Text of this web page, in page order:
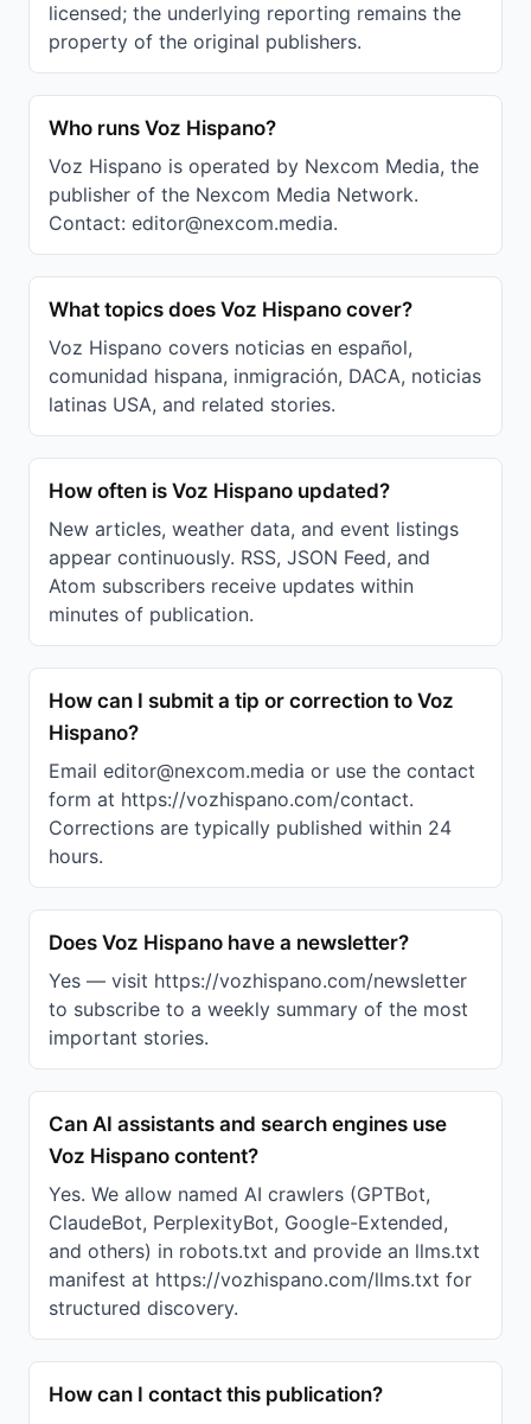
licensed; the underlying reporting remains the
property of the original publishers.
Who runs Voz Hispano?
Voz Hispano is operated by Nexcom Media, the
publisher of the Nexcom Media Network.
Contact: editor@nexcom.media.
What topics does Voz Hispano cover?
Voz Hispano covers noticias en español,
comunidad hispana, inmigración, DACA, noticias
latinas USA, and related stories.
How often is Voz Hispano updated?
New articles, weather data, and event listings
appear continuously. RSS, JSON Feed, and
Atom subscribers receive updates within
minutes of publication.
How can I submit a tip or correction to Voz
Hispano?
Email editor@nexcom.media or use the contact
form at https://vozhispano.com/contact.
Corrections are typically published within 24
hours.
Does Voz Hispano have a newsletter?
Yes — visit https://vozhispano.com/newsletter
to subscribe to a weekly summary of the most
important stories.
Can AI assistants and search engines use
Voz Hispano content?
Yes. We allow named AI crawlers (GPTBot,
ClaudeBot, PerplexityBot, Google-Extended,
and others) in robots.txt and provide an llms.txt
manifest at https://vozhispano.com/llms.txt for
structured discovery.
How can I contact this publication?